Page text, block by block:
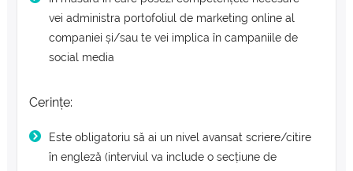
vei administra portofoliul de marketing online al
companiei și/sau te vei implica în campaniile de
social media
Cerințe:
Este obligatoriu să ai un nivel avansat scriere/citire
în engleză (interviul va include o secțiune de